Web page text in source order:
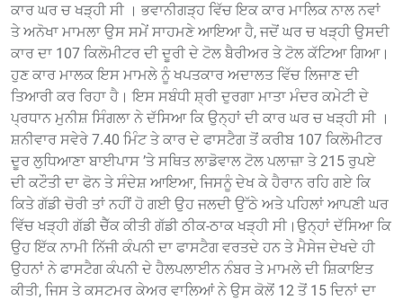
ਕਾਰ ਘਰ ਚ ਖੜ੍ਹੀ ਸੀ । ਭਵਾਨੀਗੜ੍ਹ ਵਿੱਚ ਇਕ ਕਾਰ ਮਾਲਿਕ ਨਾਲ ਨਵਾਂ
ਤੇ ਅਨੋਖਾ ਮਾਮਲਾ ਉਸ ਸਮੇਂ ਸਾਹਮਣੇ ਆਇਆ ਹੈ, ਜਦੋਂ ਘਰ ਚ ਖੜ੍ਹੀ ਉਸਦੀ
ਕਾਰ ਦਾ 107 ਕਿਲੋਮੀਟਰ ਦੀ ਦੂਰੀ ਦੇ ਟੋਲ ਬੈਰੀਅਰ ਤੇ ਟੋਲ ਕੱਟਿਆ ਗਿਆ।
ਹੁਣ ਕਾਰ ਮਾਲਕ ਇਸ ਮਾਮਲੇ ਨੂੰ ਖਪਤਕਾਰ ਅਦਾਲਤ ਵਿੱਚ ਲਿਜਾਣ ਦੀ
ਤਿਆਰੀ ਕਰ ਰਿਹਾ ਹੈ। ਇਸ ਸਬੰਧੀ ਸ਼੍ਰੀ ਦੁਰਗਾ ਮਾਤਾ ਮੰਦਰ ਕਮੇਟੀ ਦੇ
ਪ੍ਰਧਾਨ ਮੁਨੀਸ਼ ਸਿੰਗਲਾ ਨੇ ਦੱਸਿਆ ਕਿ ਉਨ੍ਹਾਂ ਦੀ ਕਾਰ ਘਰ ਚ ਖੜ੍ਹੀ ਸੀ ।
ਸ਼ਨੀਵਾਰ ਸਵੇਰੇ 7.40 ਮਿੰਟ ਤੇ ਕਾਰ ਦੇ ਫਾਸਟੈਗ ਤੋਂ ਕਰੀਬ 107 ਕਿਲੋਮੀਟਰ
ਦੂਰ ਲੁਧਿਆਣਾ ਬਾਈਪਾਸ ’ਤੇ ਸਥਿਤ ਲਾਡੋਵਾਲ ਟੋਲ ਪਲਾਜ਼ਾ ਤੇ 215 ਰੁਪਏ
ਦੀ ਕਟੌਤੀ ਦਾ ਫੋਨ ਤੇ ਸੰਦੇਸ਼ ਆਇਆ, ਜਿਸਨੂੰ ਦੇਖ ਕੇ ਹੈਰਾਨ ਰਹਿ ਗਏ ਕਿ
ਕਿਤੇ ਗੱਡੀ ਚੋਰੀ ਤਾਂ ਨਹੀਂ ਹੋ ਗਈ ਉਹ ਜਲਦੀ ਉੱਠੇ ਅਤੇ ਪਹਿਲਾਂ ਆਪਣੀ ਘਰ
ਵਿੱਚ ਖੜ੍ਹੀ ਗੱਡੀ ਚੈੱਕ ਕੀਤੀ ਗੱਡੀ ਠੀਕ-ਠਾਕ ਖੜ੍ਹੀ ਸੀ।ਉਨ੍ਹਾਂ ਦੱਸਿਆ ਕਿ
ਉਹ ਇੱਕ ਨਾਮੀ ਨਿੱਜੀ ਕੰਪਨੀ ਦਾ ਫਾਸਟੈਗ ਵਰਤਦੇ ਹਨ ਤੇ ਮੈਸੇਜ ਦੇਖਦੇ ਹੀ
ਉਹਨਾਂ ਨੇ ਫਾਸਟੈਗ ਕੰਪਨੀ ਦੇ ਹੈਲਪਲਾਈਨ ਨੰਬਰ ਤੇ ਮਾਮਲੇ ਦੀ ਸ਼ਿਕਾਇਤ
ਕੀਤੀ, ਜਿਸ ਤੇ ਕਸਟਮਰ ਕੇਅਰ ਵਾਲਿਆਂ ਨੇ ਉਸ ਕੋਲੋਂ 12 ਤੋਂ 15 ਦਿਨਾਂ ਦਾ